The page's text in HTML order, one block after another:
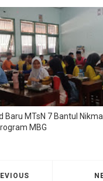
Baru MTsN 7 Bantul
MBG